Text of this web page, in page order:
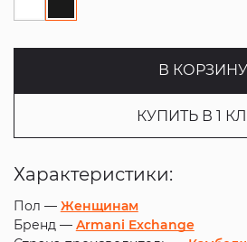
В КОРЗИНУ
КУПИТЬ В 1
Характеристики:
Пол — Женщинам
Бренд — Armani Exchange